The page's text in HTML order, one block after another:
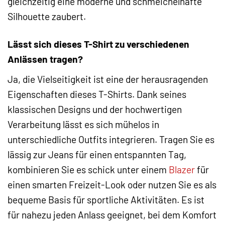
Silhouette zaubert.
Lässt sich dieses T-Shirt zu verschiedenen
Anlässen tragen?
Ja, die Vielseitigkeit ist eine der herausragenden
Eigenschaften dieses T-Shirts. Dank seines
klassischen Designs und der hochwertigen
Verarbeitung lässt es sich mühelos in
unterschiedliche Outfits integrieren. Tragen Sie es
lässig zur Jeans für einen entspannten Tag,
kombinieren Sie es schick unter einem Blazerfür
einen smarten Freizeit-Look oder nutzen Sie es als
bequeme Basis für sportliche Aktivitäten. Es ist
für nahezu jeden Anlass geeignet, bei dem Komfort